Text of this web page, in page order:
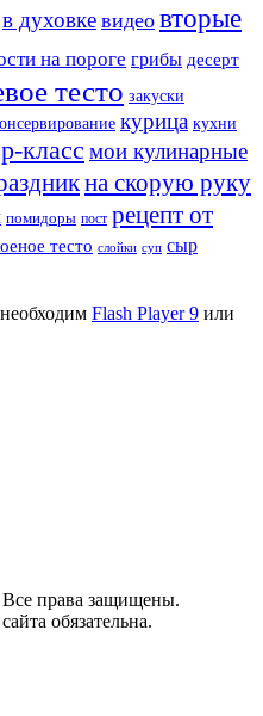
в духовке видео вторые
на пороге грибы десерт
тесто закуски
курица кухни
класс мои кулинарные
на скорую руку
помидоры пост рецепт от
тесто слойки суп сыр
Flash Player 9 или
права защищены.
обязательна.